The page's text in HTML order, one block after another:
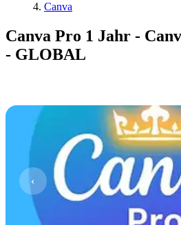
Canva
Canva Pro 1 Jahr -
- GLOBAL